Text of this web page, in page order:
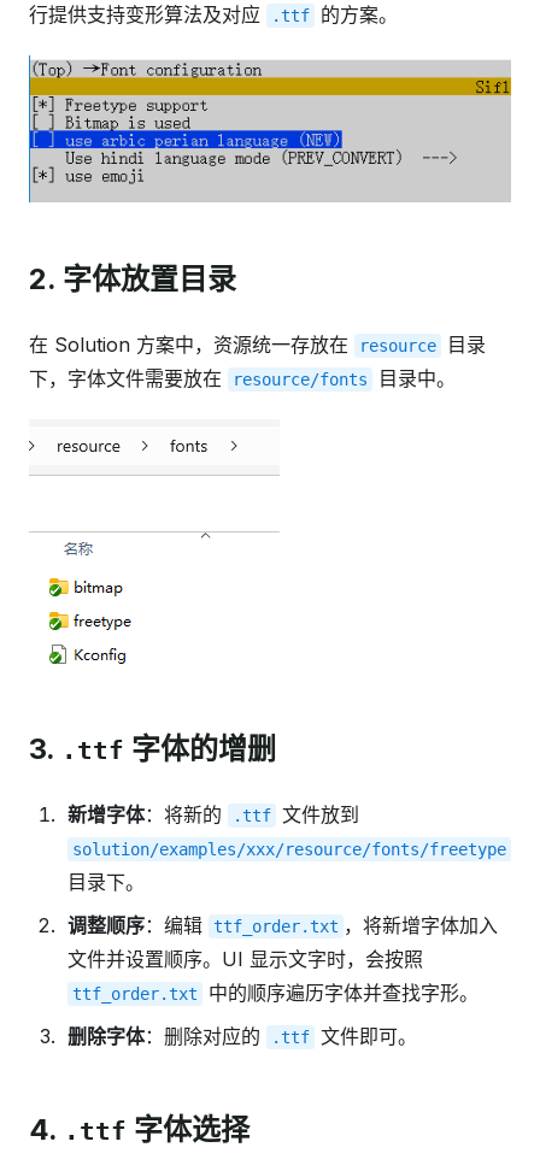
行提供支持变形算法及对应
.ttf 的方案。
2. 字体放置目录
在 Solution 方案中，资源统一存放在 resource
目录
下，字体文件需要放在
resource/fonts 目录中。
3. .ttf 字体的增删
新增字体：将新的 .ttf 文件放到
solution/examples/xxx/resource/fonts/freetype
目录下。
调整顺序：编辑 ttf_order.txt ，将新增字体加入
文件并设置顺序。UI 显示文字时，会按照
ttf_order.txt
中的顺序遍历字体并查找字形。
删除字体：删除对应的 .ttf 文件即可。
4. .ttf 字体选择